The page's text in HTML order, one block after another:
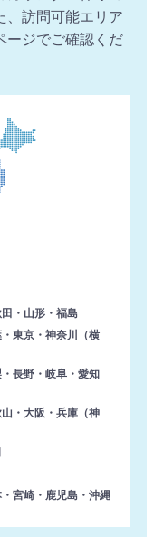
合わせを頂きまし
問い合わせを頂きま
問い合わせを頂きま
導入のお問い合わせ
問い合わせを頂き
い合わせを頂きまし
合わせを頂きまし
、訪問可能エリア
ージでご確認くだ
・山形・福島
東京・神奈川（横
長野・岐阜・愛知
・大阪・兵庫（神
宮崎・鹿児島・沖縄